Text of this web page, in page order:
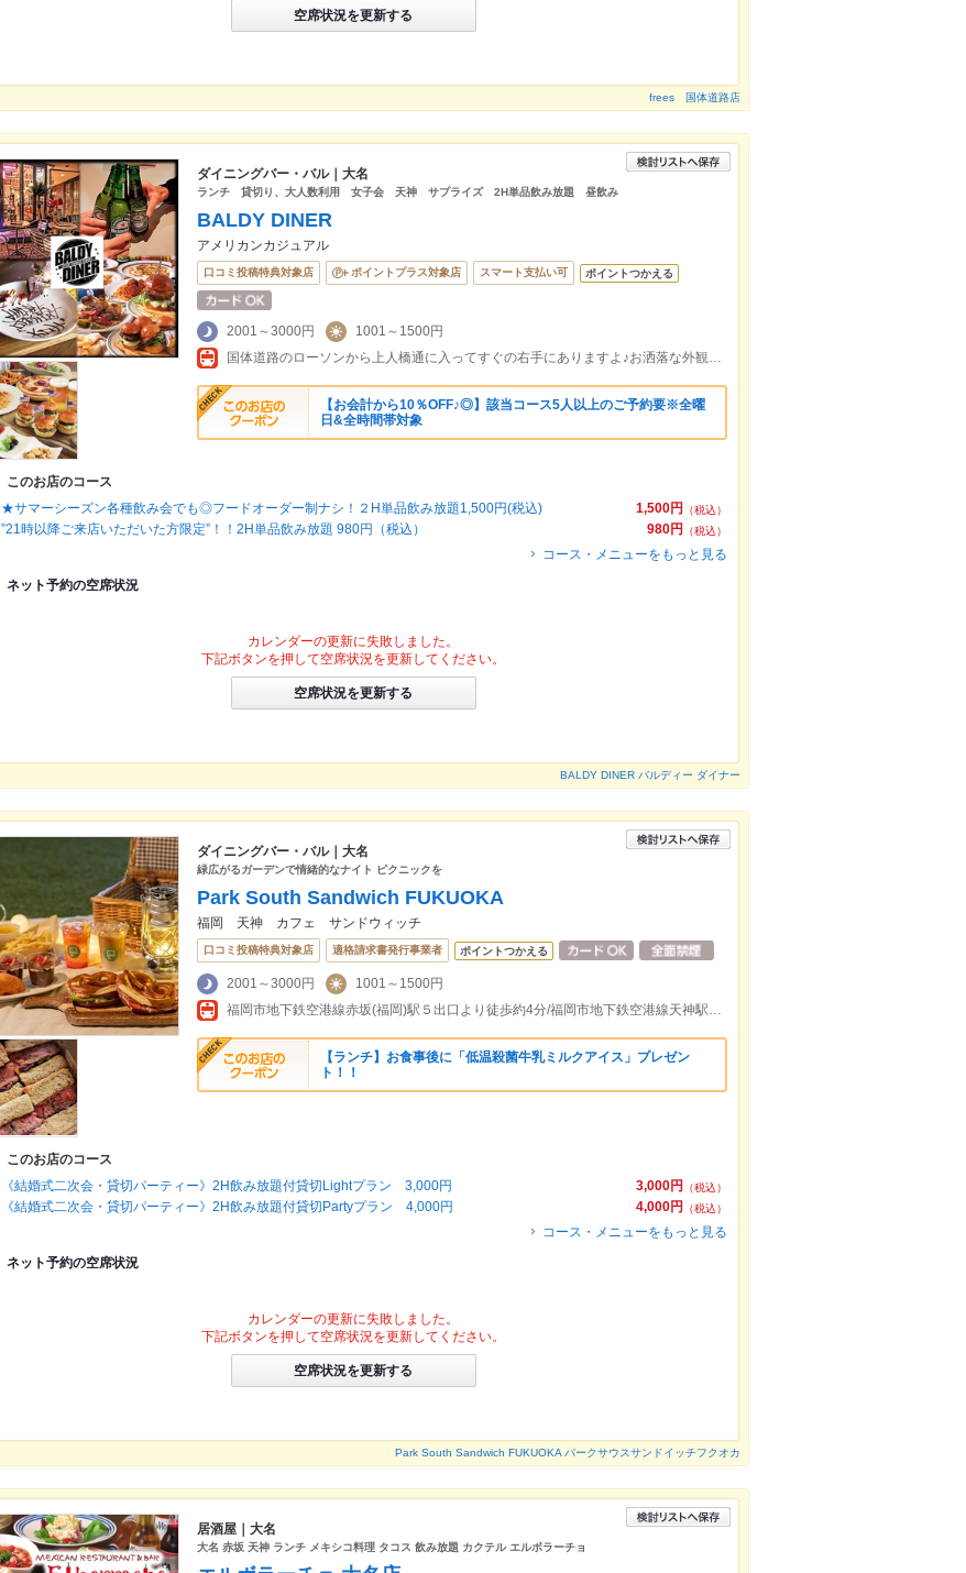
空席状況を更新する
frees 国体道路店
ダイニングバー・バル｜大名
ランチ 貸切り、大人数利用 女子会 天神 サプライズ 2H単品飲み放題 昼飲み
BALDY DINER
アメリカンカジュアル
口コミ投稿特典対象店 ポイントプラス対象店 スマート支払い可 ポイントつかえる
2001～3000円
1001～1500円
国体道路のローソンから上人橋通に入ってすぐの右手にありますよ♪お洒落な外観とアメリカの国旗が目印♪
【お会計から10％OFF♪◎】該当コース5人以上のご予約要※全曜
日&全時間帯対象
このお店のコース
1,500円
（税込）
★サマーシーズン各種飲み会でも◎フードオーダー制ナシ！２H単品飲み放題1,500円(税込)
980円
（税込）
”21時以降ご来店いただいた方限定”！！2H単品飲み放題 980円（税込）
コース・メニューをもっと見る
ネット予約の空席状況
カレンダーの更新に失敗しました。
下記ボタンを押して空席状況を更新してください。
空席状況を更新する
BALDY DINER バルディー ダイナー
ダイニングバー・バル｜大名
緑広がるガーデンで情緒的なナイト ピクニックを
Park South Sandwich FUKUOKA
福岡 天神 カフェ サンドウィッチ
口コミ投稿特典対象店 適格請求書発行事業者 ポイントつかえる
2001～3000円
1001～1500円
福岡市地下鉄空港線赤坂(福岡)駅５出口より徒歩約4分/福岡市地下鉄空港線天神駅３出口より徒歩約5分
【ランチ】お食事後に「低温殺菌牛乳ミルクアイス」プレゼン
ト！！
このお店のコース
3,000円
（税込）
《結婚式二次会・貸切パーティー》2H飲み放題付貸切Lightプラン 3,000円
4,000円
（税込）
《結婚式二次会・貸切パーティー》2H飲み放題付貸切Partyプラン 4,000円
コース・メニューをもっと見る
ネット予約の空席状況
カレンダーの更新に失敗しました。
下記ボタンを押して空席状況を更新してください。
空席状況を更新する
Park South Sandwich FUKUOKA パークサウスサンドイッチフクオカ
居酒屋｜大名
大名 赤坂 天神 ランチ メキシコ料理 タコス 飲み放題 カクテル エルボラーチョ